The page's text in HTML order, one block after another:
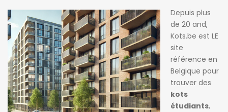
Depuis plus
de 20 and,
Kots.be est LE
site
référence en
Belgique pour
trouver des
kots
étudiants,